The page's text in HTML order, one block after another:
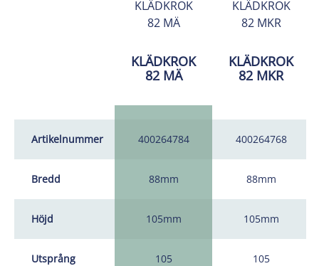
Artikelnummer
Bredd
Höjd
Utsprång
KLÄDKROK
82 MÄ
400264784
88mm
105mm
105
KLÄDKROK
82 MKR
400264768
88mm
105mm
105